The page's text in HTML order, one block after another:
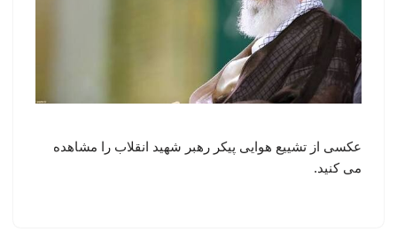
عکسی از تشییع هوایی پیکر رهبر شهید انقلاب را مشاهده
می کنید.